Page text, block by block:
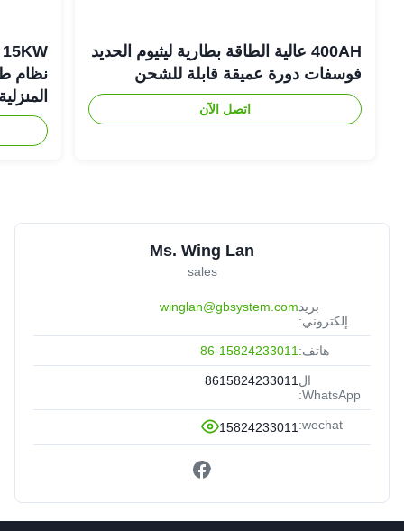
400AH عالية الطاقة بطارية ليثيوم الحديد
فوسفات دورة عميقة قابلة للشحن
اتصل الآن
نظام
Ms. Wing Lan
sales
بريد
إلكتروني:
winglan@gbsystem.com
هاتف:86-15824233011
ال
WhatsApp:
8615824233011
wechat:
15824233011